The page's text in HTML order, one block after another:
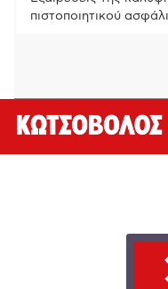
πιστοποιητικού